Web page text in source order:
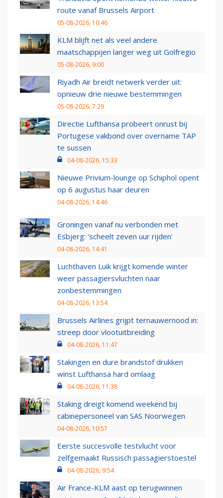
route vanaf Brussels Airport
05-08-2026, 10:46
KLM blijft net als veel andere
maatschappijen langer weg uit Golfregio
05-08-2026, 9:00
Riyadh Air breidt netwerk verder uit:
opnieuw drie nieuwe bestemmingen
05-08-2026, 7:29
Directie Lufthansa probeert onrust bij
Portugese vakbond over overname TAP
te sussen
04-08-2026, 15:33
Nieuwe Privium-lounge op Schiphol opent
op 6 augustus haar deuren
04-08-2026, 14:46
Groningen vanaf nu verbonden met
Esbjerg: 'scheelt zeven uur rijden'
04-08-2026, 14:41
Luchthaven Luik krijgt komende winter
weer passagiersvluchten naar
zonbestemmingen
04-08-2026, 13:54
Brussels Airlines grijpt ternauwernood in:
streep door vlootuitbreiding
04-08-2026, 11:47
Stakingen en dure brandstof drukken
winst Lufthansa hard omlaag
04-08-2026, 11:38
Staking dreigt komend weekend bij
cabinepersoneel van SAS Noorwegen
04-08-2026, 10:57
Eerste succesvolle testvlucht voor
zelfgemaakt Russisch passagierstoestel
04-08-2026, 9:54
Air France-KLM aast op terugwinnen